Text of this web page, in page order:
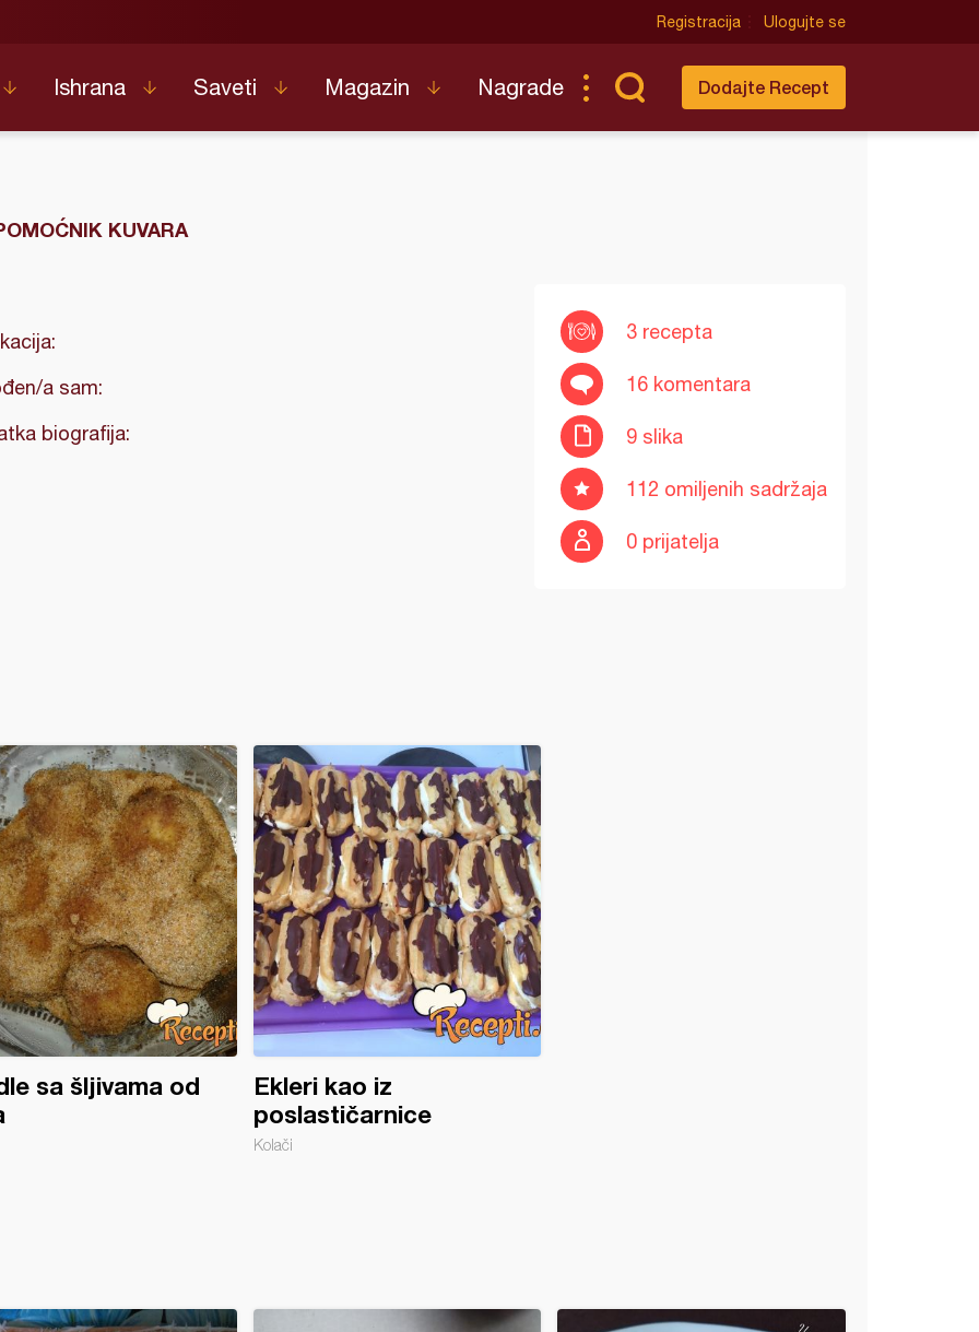
Registracija Ulogujte se
Ishrana Saveti Magazin Nagrade Dodajte Recept
KUVARA
a sam:
biografija:
3 recepta
16 komentara
9 slika
112 omiljenih sadržaja
0 prijatelja
sa šljivama od
Ekleri kao iz
poslastičarnice
Kolači